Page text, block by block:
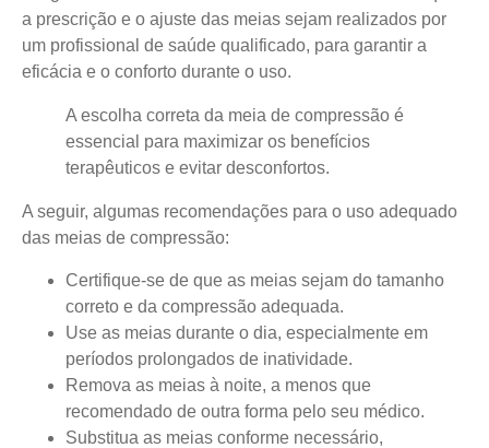
a prescrição e o ajuste das meias sejam realizados por
um profissional de saúde qualificado, para garantir a
eficácia e o conforto durante o uso.
A escolha correta da meia de compressão é
essencial para maximizar os benefícios
terapêuticos e evitar desconfortos.
A seguir, algumas recomendações para o uso adequado
das meias de compressão:
Certifique-se de que as meias sejam do tamanho
correto e da compressão adequada.
Use as meias durante o dia, especialmente em
períodos prolongados de inatividade.
Remova as meias à noite, a menos que
recomendado de outra forma pelo seu médico.
Substitua as meias conforme necessário,